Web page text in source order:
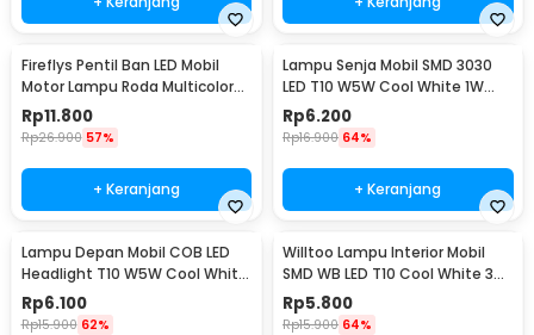
Fireflys Pentil Ban LED Mobil
Motor Lampu Roda Multicolor
2PCS - AG10
Rp11.800
Rp26.900 57%
+ Keranjang
Lampu Senja Mobil SMD 3030
LED T10 W5W Cool White 1W
12/24V 2 PCS
Rp6.200
Rp16.900 64%
+ Keranjang
Lampu Depan Mobil COB LED
Headlight T10 W5W Cool White
1W 12V 2 PCS - T10-W5
Rp6.100
Rp15.900 62%
Willtoo Lampu Interior Mobil
SMD WB LED T10 Cool White 3W
12V - YSY-PL
Rp5.800
Rp15.900 64%